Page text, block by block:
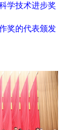
学技术进步奖
奖的代表颁发